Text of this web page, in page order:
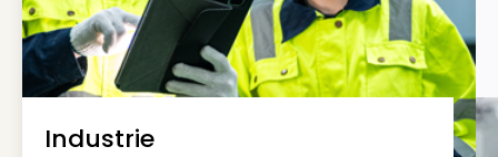
Industrie